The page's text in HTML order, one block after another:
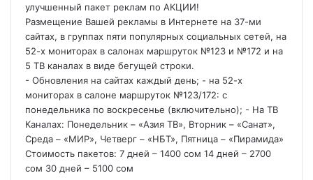
улучшенный пакет реклам по АКЦИИ!
Размещение Вашей рекламы в Интернете на 37-ми
сайтах, в группах пяти популярных социальных сетей, на
52-х мониторах в салонах маршруток №123 и №172 и на
5 ТВ каналах в виде бегущей строки.
- Обновления на сайтах каждый день; - на 52-х
мониторах в салоне маршруток №123/172: с
понедельника по воскресенье (включительно); - На ТВ
Каналах: Понедельник – «Азия ТВ», Вторник – «Санат»,
Среда – «МИР», Четверг – «НБТ», Пятница – «Пирамида»
Стоимость пакетов: 7 дней – 1400 сом 14 дней – 2700
сом 30 дней – 5100 сом